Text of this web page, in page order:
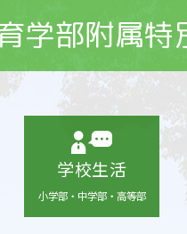
学部附属特
学校生活
小学部・中学部・高等部